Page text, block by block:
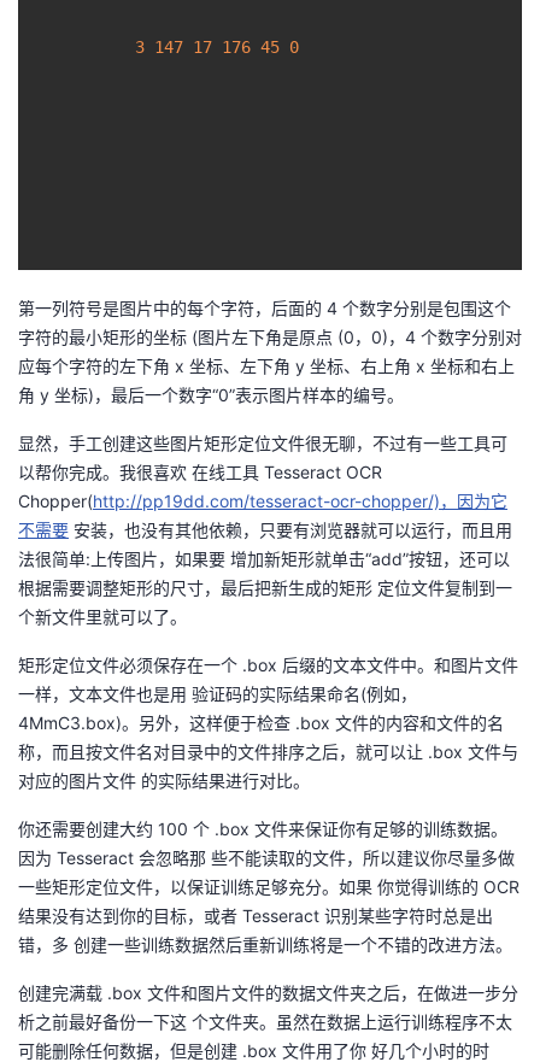
3 147 17 176 45 0
第一列符号是图片中的每个字符，后面的 4 个数字分别是包围这个
字符的最小矩形的坐标 (图片左下角是原点 (0，0)，4 个数字分别对
应每个字符的左下角 x 坐标、左下角 y 坐标、右上角 x 坐标和右上
角 y 坐标)，最后一个数字“0”表示图片样本的编号。
显然，手工创建这些图片矩形定位文件很无聊，不过有一些工具可
以帮你完成。我很喜欢 在线工具 Tesseract OCR
Chopper(http://pp19dd.com/tesseract-ocr-chopper/)，因为它
不需要 安装，也没有其他依赖，只要有浏览器就可以运行，而且用
法很简单:上传图片，如果要 增加新矩形就单击“add”按钮，还可以
根据需要调整矩形的尺寸，最后把新生成的矩形 定位文件复制到一
个新文件里就可以了。
矩形定位文件必须保存在一个 .box 后缀的文本文件中。和图片文件
一样，文本文件也是用 验证码的实际结果命名(例如，
4MmC3.box)。另外，这样便于检查 .box 文件的内容和文件的名
称，而且按文件名对目录中的文件排序之后，就可以让 .box 文件与
对应的图片文件 的实际结果进行对比。
你还需要创建大约 100 个 .box 文件来保证你有足够的训练数据。
因为 Tesseract 会忽略那 些不能读取的文件，所以建议你尽量多做
一些矩形定位文件，以保证训练足够充分。如果 你觉得训练的 OCR
结果没有达到你的目标，或者 Tesseract 识别某些字符时总是出
错，多 创建一些训练数据然后重新训练将是一个不错的改进方法。
创建完满载 .box 文件和图片文件的数据文件夹之后，在做进一步分
析之前最好备份一下这 个文件夹。虽然在数据上运行训练程序不太
可能删除任何数据，但是创建 .box 文件用了你 好几个小时的时